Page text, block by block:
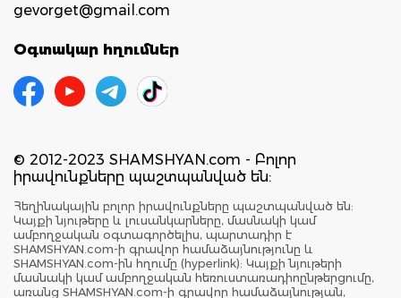
gevorget@gmail.com
Օգտակար հղումներ
© 2012-2023 SHAMSHYAN.com - Բոլոր
իրավունքները պաշտպանված են:
Հեղինակային բոլոր իրավունքները պաշտպանված են:
Կայքի նյութերը և լուսանկարները, մասնակի կամ
ամբողջական օգտագործելիս, պարտադիր է
SHAMSHYAN.com-ի գրավոր համաձայնությունը և
SHAMSHYAN.com-ին հղումը (hyperlink): Կայքի նյութերի
մասնակի կամ ամբողջական հեռուստառադիոընթերցումը,
առանց SHAMSHYAN.com-ի գրավոր համաձայնության,